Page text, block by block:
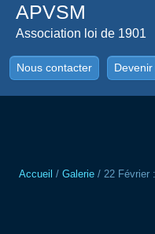
AllerAPVSM
Association loi de 1901
Nous contacter
Accueil / Galerie / 22 Février